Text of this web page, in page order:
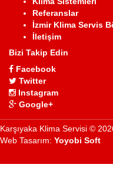
Referanslar
İzmir Klima Servis
İletişim
Bizi Takip Edin
Facebook
Twitter
Instagram
Google+
Karşıyaka Klima Servisi ©
Web Tasarım: Yoyobi Soft